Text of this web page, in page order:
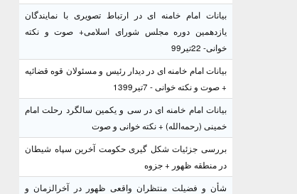
بیانات امام خامنه ای در ارتباط تصویری با نمایندگان
یازدهمین دوره مجلس شورای اسلامی+ صوت و نکته
خوانی- 22تیر99
بیانات امام خامنه ای در دیدار رئیس و مسئولان قوه قضائیه
+ صوت و نکته خوانی - 7تیر1399
بیانات امام خامنه ای در سی و یکمین سالگرد رحلت امام
خمینی (رحمه‌الله) + نکته خوانی و صوت
بررسی جزئیات شکل گیری حکومت آخرین سپاه شیطان
در منطقه ظهور + جزوه
شأن و فضیلت منتظران واقعی ظهور در آخرالزمان و